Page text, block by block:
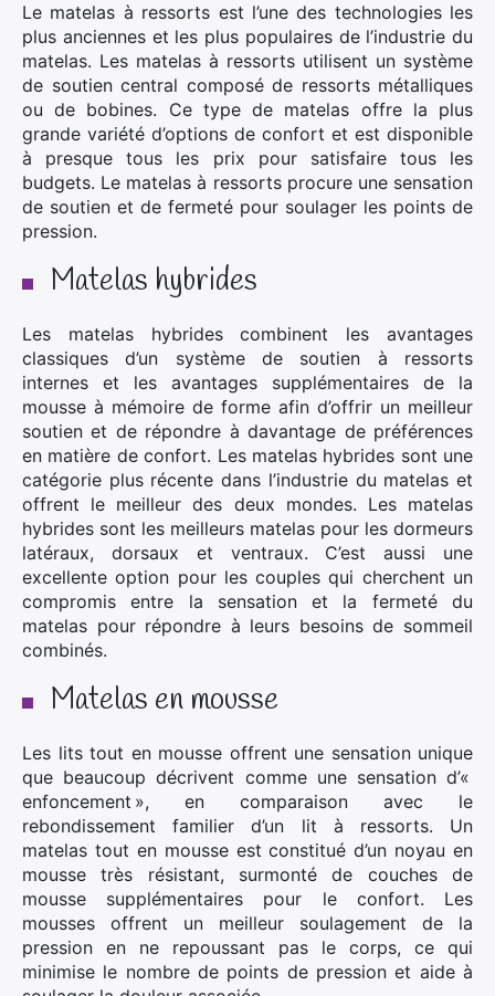
Le matelas à ressorts est l’une des technologies les
plus anciennes et les plus populaires de l’industrie du
matelas. Les matelas à ressorts utilisent un système
de soutien central composé de ressorts métalliques
ou de bobines. Ce type de matelas offre la plus
grande variété d’options de confort et est disponible
à presque tous les prix pour satisfaire tous les
budgets. Le matelas à ressorts procure une sensation
de soutien et de fermeté pour soulager les points de
pression.
Matelas hybrides
Les matelas hybrides combinent les avantages
classiques d’un système de soutien à ressorts
internes et les avantages supplémentaires de la
mousse à mémoire de forme afin d’offrir un meilleur
soutien et de répondre à davantage de préférences
en matière de confort. Les matelas hybrides sont une
catégorie plus récente dans l’industrie du matelas et
offrent le meilleur des deux mondes. Les matelas
hybrides sont les meilleurs matelas pour les dormeurs
latéraux, dorsaux et ventraux. C’est aussi une
excellente option pour les couples qui cherchent un
compromis entre la sensation et la fermeté du
matelas pour répondre à leurs besoins de sommeil
combinés.
Matelas en mousse
Les lits tout en mousse offrent une sensation unique
que beaucoup décrivent comme une sensation d’«
enfoncement », en comparaison avec le
rebondissement familier d’un lit à ressorts. Un
matelas tout en mousse est constitué d’un noyau en
mousse très résistant, surmonté de couches de
mousse supplémentaires pour le confort. Les
mousses offrent un meilleur soulagement de la
pression en ne repoussant pas le corps, ce qui
minimise le nombre de points de pression et aide à